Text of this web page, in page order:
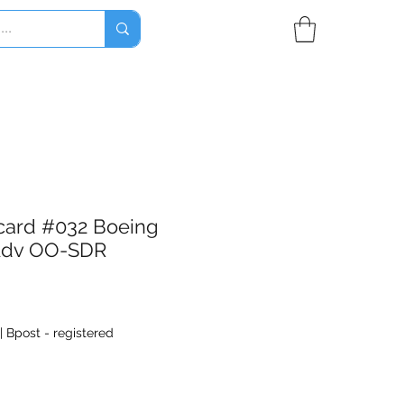
#032 Boeing
OO-SDR
Bpost - registered